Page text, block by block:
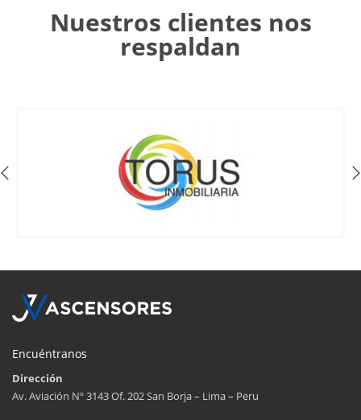
Nuestros clientes nos
respaldan
Encuéntranos
Dirección
Av. Aviación Nº 3143 Of. 202 San Borja – Lima – Peru